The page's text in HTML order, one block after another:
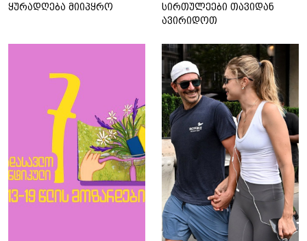
ყურადღება მიიპყრო
სირთულეები თავიდან
ავირიდოთ